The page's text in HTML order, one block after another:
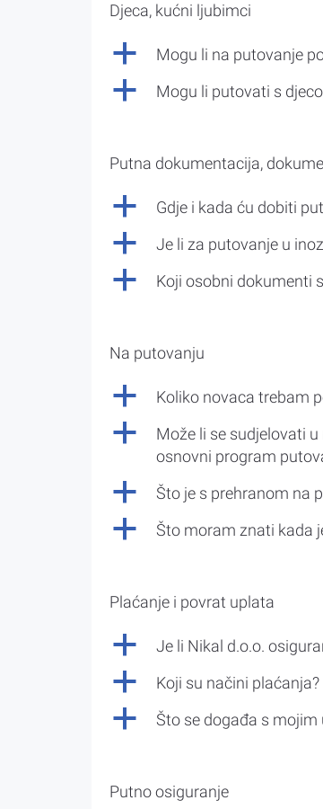
Djeca, kućni ljubimci
a Mogu li na putovanje
a Mogu li putovati s
Putna dokumentacija,
a Gdje i kada ću dobiti
a Je li za putovanje u
a Koji osobni dokumenti
Na putovanju
a Koliko novaca trebam
a
Može li se sudjelovati
osnovni program
a Što je s prehranom na
a Što moram znati kada
Plaćanje i povrat uplata
a Je li Nikal d.o.o.
a Koji su načini plaćanja?
a Što se događa s
Putno osiguranje